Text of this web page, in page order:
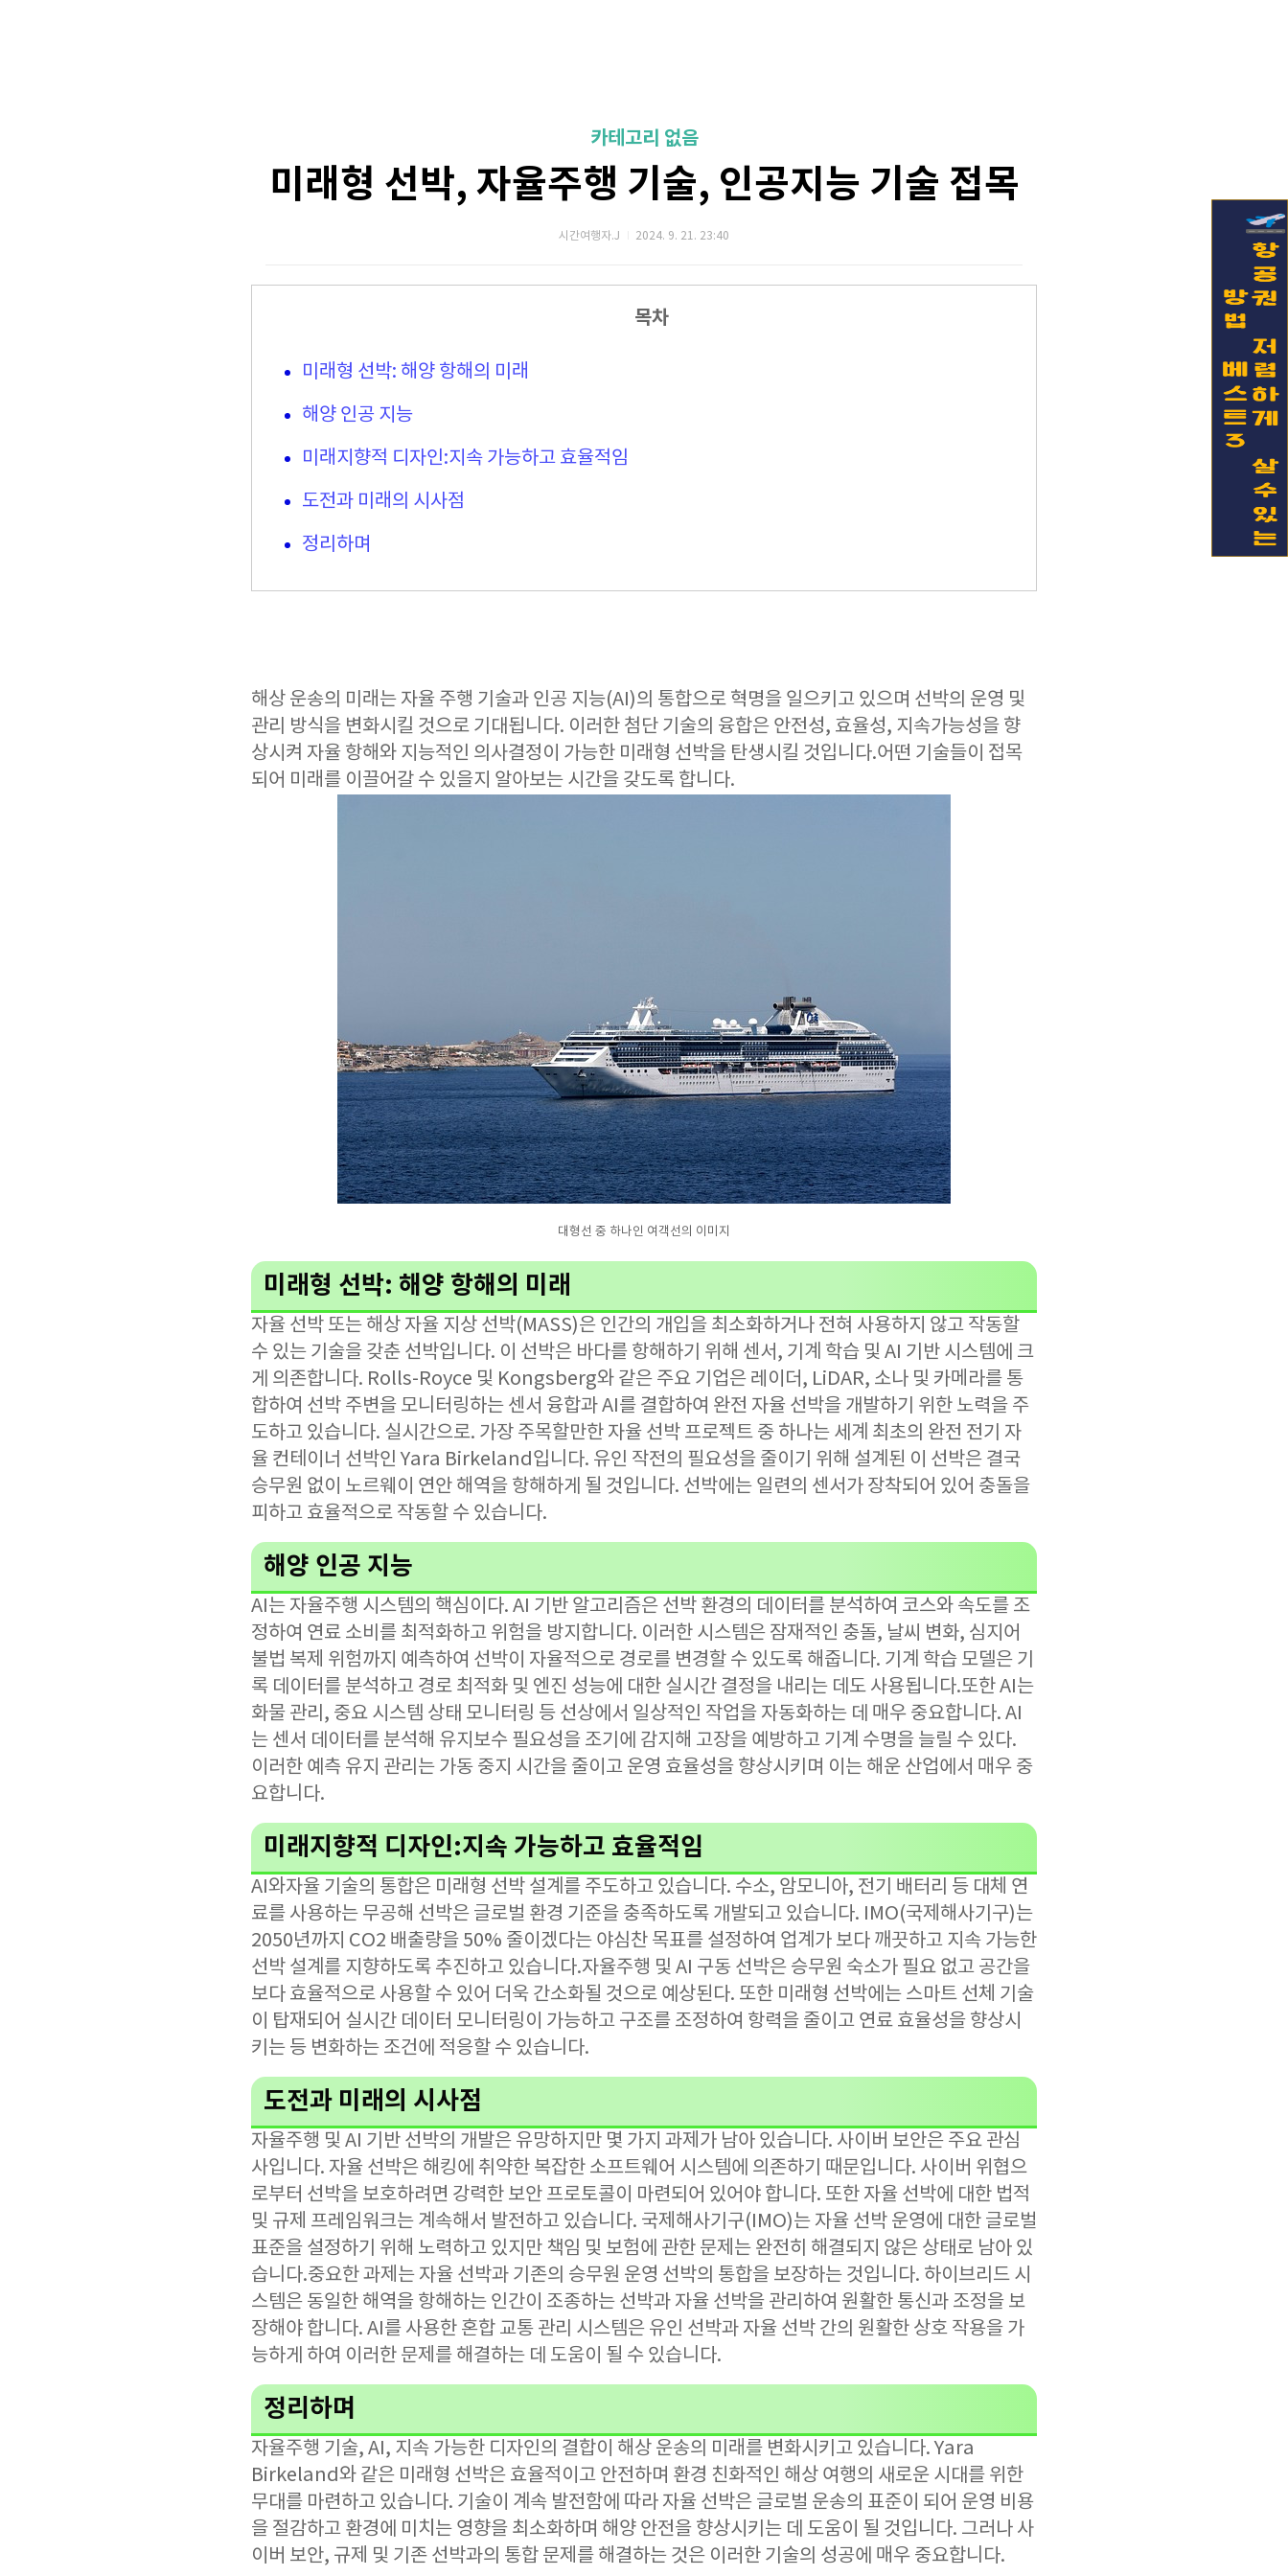
카테고리 없음
미래형 선박, 자율주행 기술, 인공지능 기술 접목
시간여행자.J 2024. 9. 21. 23:40
목차
미래형 선박: 해양 항해의 미래
해양 인공 지능
미래지향적 디자인:지속 가능하고 효율적임
도전과 미래의 시사점
정리하며
해상 운송의 미래는 자율 주행 기술과 인공 지능(AI)의 통합으로 혁명을 일으키고 있으며 선박의 운영 및
관리 방식을 변화시킬 것으로 기대됩니다. 이러한 첨단 기술의 융합은 안전성, 효율성, 지속가능성을 향
상시켜 자율 항해와 지능적인 의사결정이 가능한 미래형 선박을 탄생시킬 것입니다.어떤 기술들이 접목
되어 미래를 이끌어갈 수 있을지 알아보는 시간을 갖도록 합니다.
대형선 중 하나인 여객선의 이미지
미래형 선박: 해양 항해의 미래
자율 선박 또는 해상 자율 지상 선박(MASS)은 인간의 개입을 최소화하거나 전혀 사용하지 않고 작동할
수 있는 기술을 갖춘 선박입니다. 이 선박은 바다를 항해하기 위해 센서, 기계 학습 및 AI 기반 시스템에 크
게 의존합니다. Rolls-Royce 및 Kongsberg와 같은 주요 기업은 레이더, LiDAR, 소나 및 카메라를 통
합하여 선박 주변을 모니터링하는 센서 융합과 AI를 결합하여 완전 자율 선박을 개발하기 위한 노력을 주
도하고 있습니다. 실시간으로. 가장 주목할만한 자율 선박 프로젝트 중 하나는 세계 최초의 완전 전기 자
율 컨테이너 선박인 Yara Birkeland입니다. 유인 작전의 필요성을 줄이기 위해 설계된 이 선박은 결국
승무원 없이 노르웨이 연안 해역을 항해하게 될 것입니다. 선박에는 일련의 센서가 장착되어 있어 충돌을
피하고 효율적으로 작동할 수 있습니다.
해양 인공 지능
AI는 자율주행 시스템의 핵심이다. AI 기반 알고리즘은 선박 환경의 데이터를 분석하여 코스와 속도를 조
정하여 연료 소비를 최적화하고 위험을 방지합니다. 이러한 시스템은 잠재적인 충돌, 날씨 변화, 심지어
불법 복제 위험까지 예측하여 선박이 자율적으로 경로를 변경할 수 있도록 해줍니다. 기계 학습 모델은 기
록 데이터를 분석하고 경로 최적화 및 엔진 성능에 대한 실시간 결정을 내리는 데도 사용됩니다.또한 AI는
화물 관리, 중요 시스템 상태 모니터링 등 선상에서 일상적인 작업을 자동화하는 데 매우 중요합니다. AI
는 센서 데이터를 분석해 유지보수 필요성을 조기에 감지해 고장을 예방하고 기계 수명을 늘릴 수 있다.
이러한 예측 유지 관리는 가동 중지 시간을 줄이고 운영 효율성을 향상시키며 이는 해운 산업에서 매우 중
요합니다.
미래지향적 디자인:지속 가능하고 효율적임
AI와자율 기술의 통합은 미래형 선박 설계를 주도하고 있습니다. 수소, 암모니아, 전기 배터리 등 대체 연
료를 사용하는 무공해 선박은 글로벌 환경 기준을 충족하도록 개발되고 있습니다. IMO(국제해사기구)는
2050년까지 CO2 배출량을 50% 줄이겠다는 야심찬 목표를 설정하여 업계가 보다 깨끗하고 지속 가능한
선박 설계를 지향하도록 추진하고 있습니다.자율주행 및 AI 구동 선박은 승무원 숙소가 필요 없고 공간을
보다 효율적으로 사용할 수 있어 더욱 간소화될 것으로 예상된다. 또한 미래형 선박에는 스마트 선체 기술
이 탑재되어 실시간 데이터 모니터링이 가능하고 구조를 조정하여 항력을 줄이고 연료 효율성을 향상시
키는 등 변화하는 조건에 적응할 수 있습니다.
도전과 미래의 시사점
자율주행 및 AI 기반 선박의 개발은 유망하지만 몇 가지 과제가 남아 있습니다. 사이버 보안은 주요 관심
사입니다. 자율 선박은 해킹에 취약한 복잡한 소프트웨어 시스템에 의존하기 때문입니다. 사이버 위협으
로부터 선박을 보호하려면 강력한 보안 프로토콜이 마련되어 있어야 합니다. 또한 자율 선박에 대한 법적
및 규제 프레임워크는 계속해서 발전하고 있습니다. 국제해사기구(IMO)는 자율 선박 운영에 대한 글로벌
표준을 설정하기 위해 노력하고 있지만 책임 및 보험에 관한 문제는 완전히 해결되지 않은 상태로 남아 있
습니다.중요한 과제는 자율 선박과 기존의 승무원 운영 선박의 통합을 보장하는 것입니다. 하이브리드 시
스템은 동일한 해역을 항해하는 인간이 조종하는 선박과 자율 선박을 관리하여 원활한 통신과 조정을 보
장해야 합니다. AI를 사용한 혼합 교통 관리 시스템은 유인 선박과 자율 선박 간의 원활한 상호 작용을 가
능하게 하여 이러한 문제를 해결하는 데 도움이 될 수 있습니다.
정리하며
자율주행 기술, AI, 지속 가능한 디자인의 결합이 해상 운송의 미래를 변화시키고 있습니다. Yara
Birkeland와 같은 미래형 선박은 효율적이고 안전하며 환경 친화적인 해상 여행의 새로운 시대를 위한
무대를 마련하고 있습니다. 기술이 계속 발전함에 따라 자율 선박은 글로벌 운송의 표준이 되어 운영 비용
을 절감하고 환경에 미치는 영향을 최소화하며 해양 안전을 향상시키는 데 도움이 될 것입니다. 그러나 사
이버 보안, 규제 및 기존 선박과의 통합 문제를 해결하는 것은 이러한 기술의 성공에 매우 중요합니다.